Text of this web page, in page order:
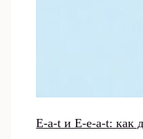
E-a-t и E-e-a-t: как